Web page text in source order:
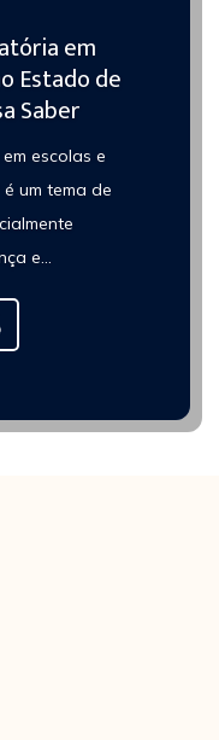
em
Estado de
Saber
escolas e
um tema de
e...